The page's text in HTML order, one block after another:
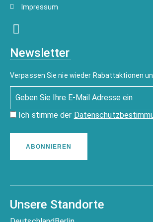
Impressum
Newsletter
Verpassen Sie nie wieder Rabattaktionen
Ich stimme der
ABONNIEREN
Unsere Standorte